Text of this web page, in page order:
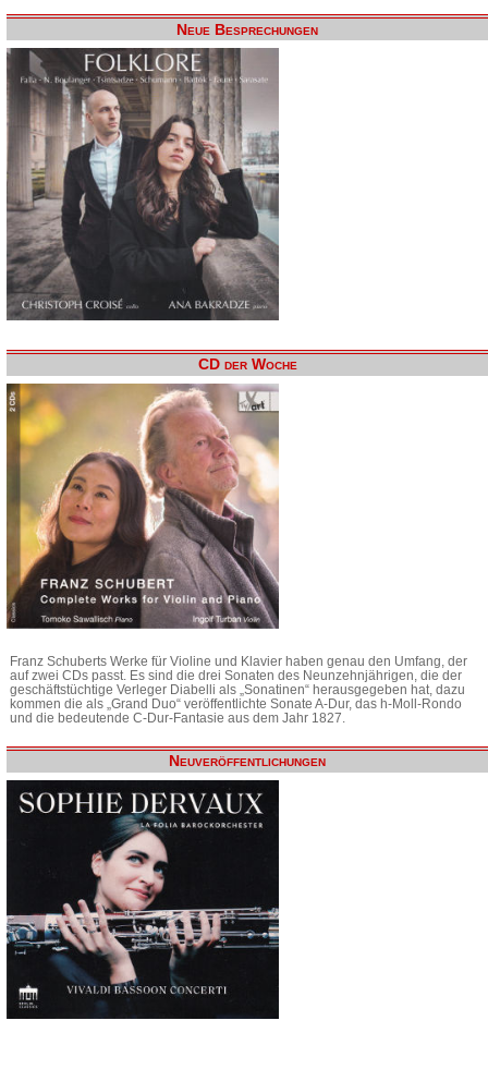
Neue Besprechungen
CD der Woche
Franz Schuberts Werke für Violine und Klavier haben genau den Umfang, der
auf zwei CDs passt. Es sind die drei Sonaten des Neunzehnjährigen, die der
geschäftstüchtige Verleger Diabelli als „Sonatinen“ herausgegeben hat, dazu
kommen die als „Grand Duo“ veröffentlichte Sonate A-Dur, das h-Moll-Rondo
und die bedeutende C-Dur-Fantasie aus dem Jahr 1827.
Neuveröffentlichungen